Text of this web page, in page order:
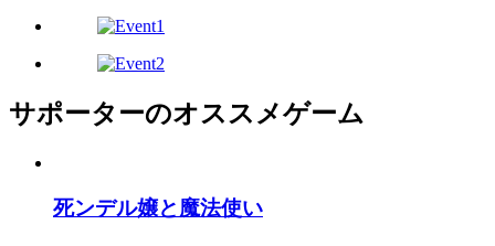
サポーターのオススメゲーム
死ンデル嬢と魔法使い